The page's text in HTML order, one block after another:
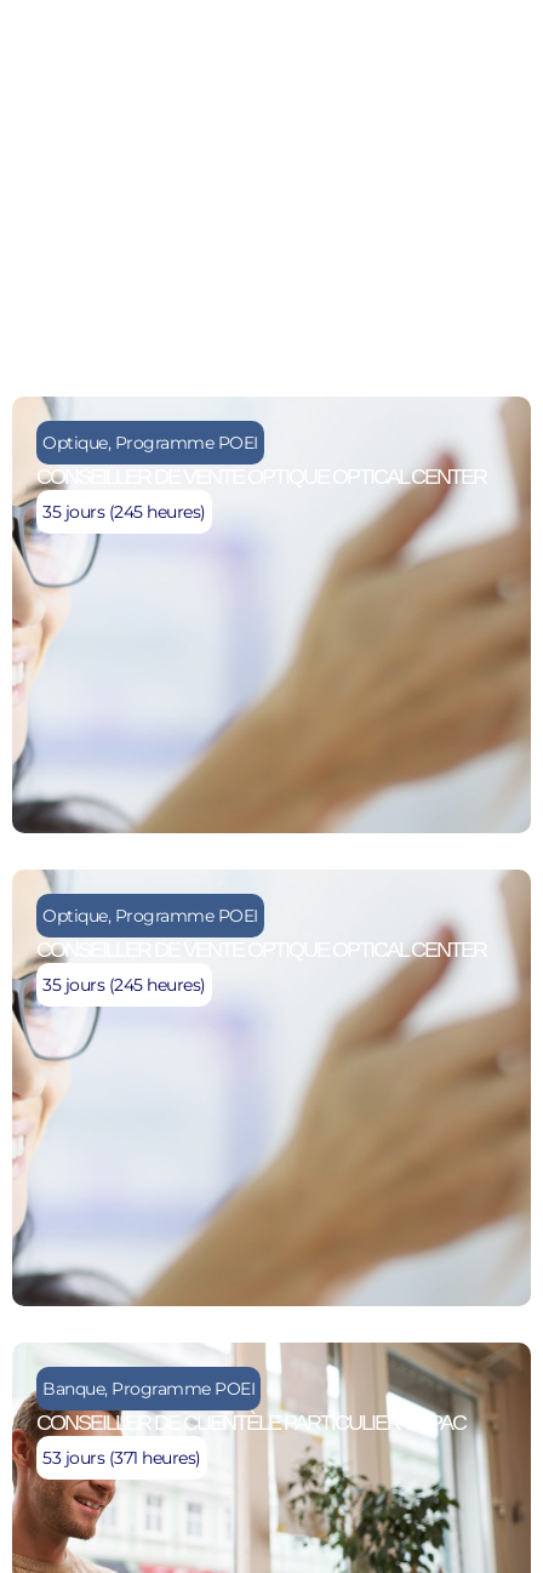
Optique, Programme POEI
CONSEILLER DE VENTE OPTIQUE OPTICAL CENTER
35 jours (245 heures)
Optique, Programme POEI
CONSEILLER DE VENTE OPTIQUE OPTICAL CENTER
35 jours (245 heures)
Banque, Programme POEI
CONSEILLER DE CLIENTÈLE PARTICULIER CEPAC
53 jours (371 heures)